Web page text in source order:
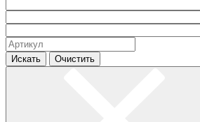
Искать Очистить